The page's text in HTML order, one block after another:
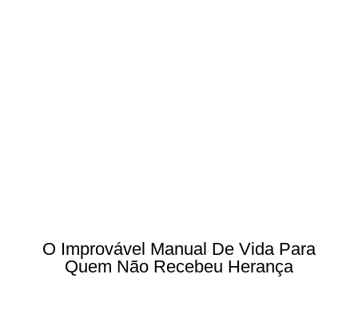
O Improvável Manual De Vida Para
Quem Não Recebeu Herança